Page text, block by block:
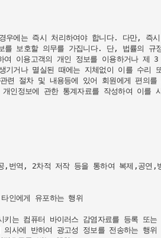
에는 즉시 처리하여야 합니다. 다만,
를 보호할 의무를 가집니다. 단, 법률의
이용고객의 개인 정보를 이용하거나 제
거나 멸실된 때에는 지체없이 이를 수
절차 및 내용등에 있어 회원에게 편의를
인정보에 관한 통계자료를 작성하여 이
번역, 2차적 저작 등을 통하여 복제,공연,
인에게 유포하는 행위
는 컴퓨터 바이러스 감염자료를 등록 또는
사에 반하여 광고성 정보를 전송하는 행위